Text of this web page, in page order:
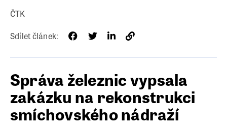
ČTK
Sdílet článek:
Správa železnic vypsala
zakázku na rekonstrukci
smíchovského nádraží